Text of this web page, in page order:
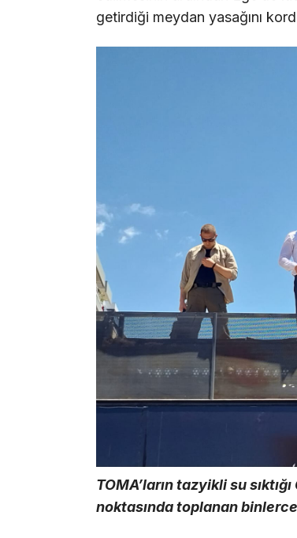
getirdiği meydan yasağını
TOMA’ların tazyikli su
noktasında toplanan